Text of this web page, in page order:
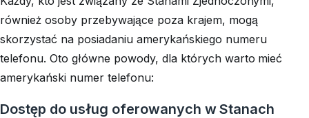
również osoby przebywające poza krajem, mogą
skorzystać na posiadaniu amerykańskiego numeru
telefonu. Oto główne powody, dla których warto mieć
amerykański numer telefonu:
Dostęp do usług oferowanych w Stanach